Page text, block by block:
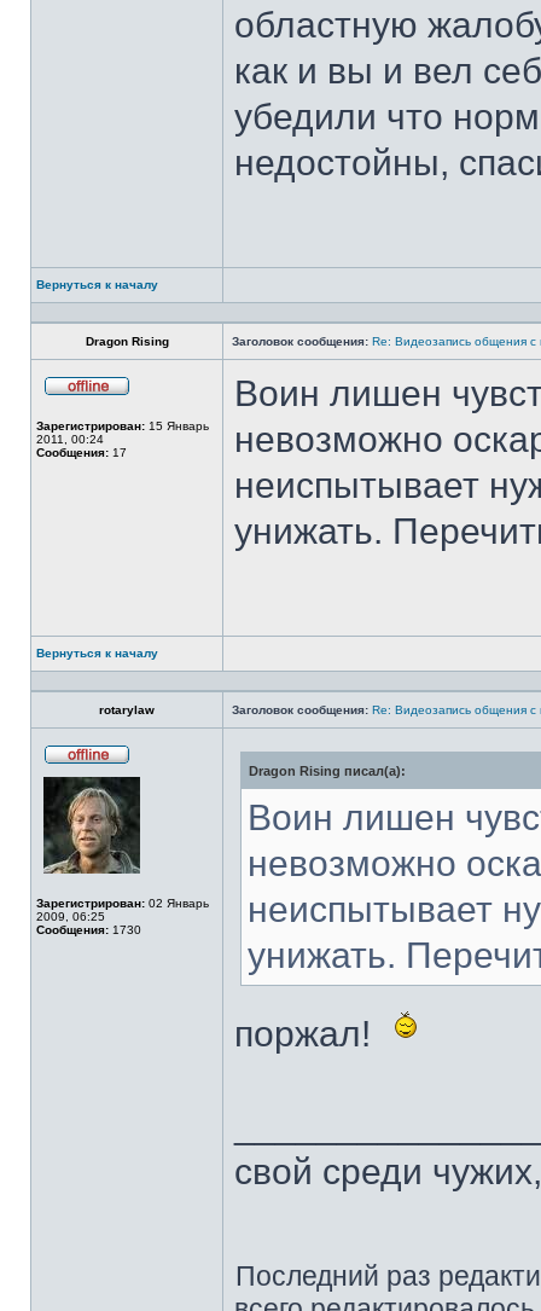
областную
как и вы и вел
убедили что
недостойны,
Вернуться к началу
Профиль
Dragon Rising Заголовок сообщения: Re: Видеозапись общения
сети
Зарегистрирован: 15 Январь
2011, 00:24
Сообщения: 17
Воин лишен
невозможно
неиспытывает
унижать.
Вернуться к началу
Профиль
rotarylaw Заголовок сообщения: Re: Видеозапись общения
Зарегистрирован: 02 Январь
2009, 06:25
Сообщения: 1730
Dragon Rising писал(а):
Воин лишен
невозможно
неиспытывает
унижать.
поржал!
свой среди
Последний раз